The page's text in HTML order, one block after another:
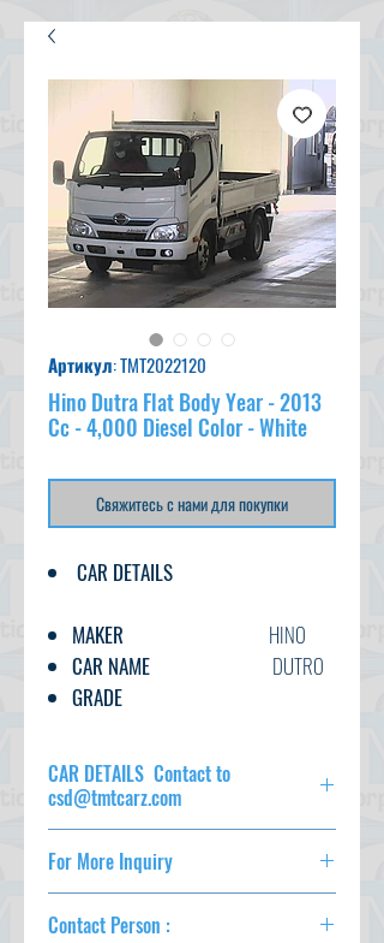
Артикул: TMT2022120
Hino Dutra Flat Body Year - 2013
Cc - 4,000 Diesel Color - White
Свяжитесь с нами для покупки
CAR DETAILS
MAKER
HINO
CAR NAME
DUTRO
GRADE
C.CODE
XKC605M-000***0
YEAR2013
CC4000
TRANSMISSIONTS
FUEL DISEL
CAR DETAILS Contact to
csd@tmtcarz.com
CAR NAMEDUTRO
GRADEFLAT BODY
C.CODEXKC605M-
For More Inquiry
Contact Person :